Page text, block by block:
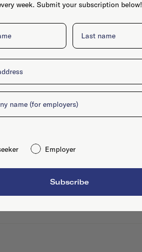
week. Submit your subscription below!
Last name
Employer
Subscribe